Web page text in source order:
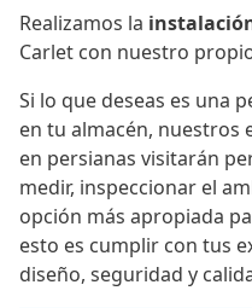
Realizamos la
Carlet con nuestro
Si lo que deseas es una
en tu almacén, nuestros
en persianas visitarán
medir, inspeccionar el
opción más apropiada
esto es cumplir con tus
diseño, seguridad y